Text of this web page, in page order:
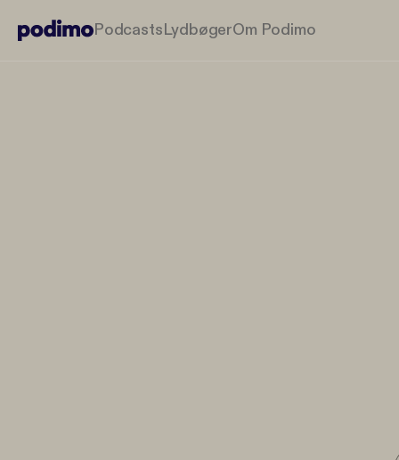
PodcastsLydbøgerOm Podimo